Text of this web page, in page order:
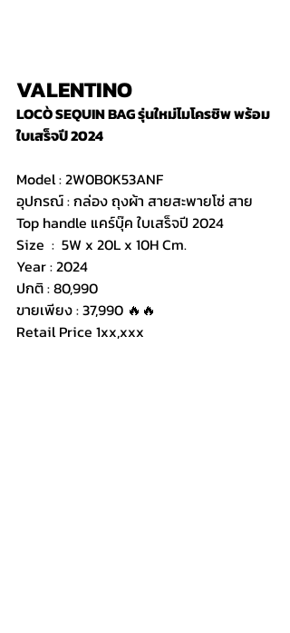
VALENTINO
LOCÒ SEQUIN BAG รุ่นใหม่ไมโครชิพ พร้อม
ใบเสร็จปี 2024
Model : 2W0B0K53ANF
อุปกรณ์ : กล่อง ถุงผ้า สายสะพายโซ่ สาย
Top handle แคร์บุ๊ค ใบเสร็จปี 2024
Size  :  5W x 20L x 10H Cm.
Year : 2024
ปกติ : 80,990
ขายเพียง : 37,990 🔥🔥
Retail Price 1xx,xxx